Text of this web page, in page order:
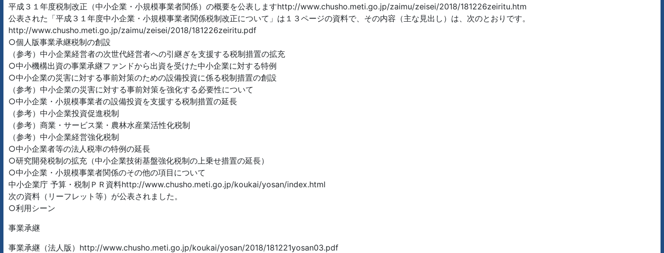
平成３１年度税制改正（中小企業・小規模事業者関係）の概要を公表しますhttp://www.chusho.meti.go.jp/zaimu/zeisei/2018/181226zeiritu.htm
公表された「平成３１年度中小企業・小規模事業者関係税制改正について」は１３ページの資料で、その内容（主な見出し）は、次のとおりです。
http://www.chusho.meti.go.jp/zaimu/zeisei/2018/181226zeiritu.pdf
○個人版事業承継税制の創設
（参考）中小企業経営者の次世代経営者への引継ぎを支援する税制措置の拡充
○中小機構出資の事業承継ファンドから出資を受けた中小企業に対する特例
○中小企業の災害に対する事前対策のための設備投資に係る税制措置の創設
（参考）中小企業の災害に対する事前対策を強化する必要性について
○中小企業・小規模事業者の設備投資を支援する税制措置の延長
（参考）中小企業投資促進税制
（参考）商業・サービス業・農林水産業活性化税制
（参考）中小企業経営強化税制
○中小企業者等の法人税率の特例の延長
○研究開発税制の拡充（中小企業技術基盤強化税制の上乗せ措置の延長）
○中小企業・小規模事業者関係のその他の項目について
中小企業庁 予算・税制ＰＲ資料http://www.chusho.meti.go.jp/koukai/yosan/index.html
次の資料（リーフレット等）が公表されました。
○利用シーン
事業承継
事業承継（法人版）http://www.chusho.meti.go.jp/koukai/yosan/2018/181221yosan03.pdf